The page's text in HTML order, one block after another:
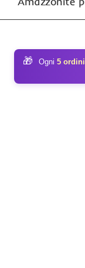
🎁 Ogni 5 ordini